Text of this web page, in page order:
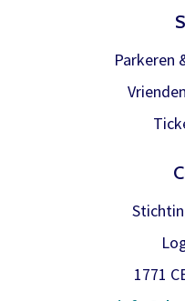
binnen is
reserveren,
bij de
Parkeren
1771